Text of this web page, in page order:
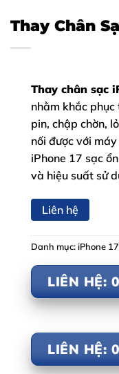
Thay Chân
Thay chân sạc
nhằm khắc
pin, chập chờn,
nối được với
iPhone 17 sạc
và hiệu suất sử
Liên hệ
Danh mục:iPhone
LIÊN HỆ:
LIÊN HỆ: